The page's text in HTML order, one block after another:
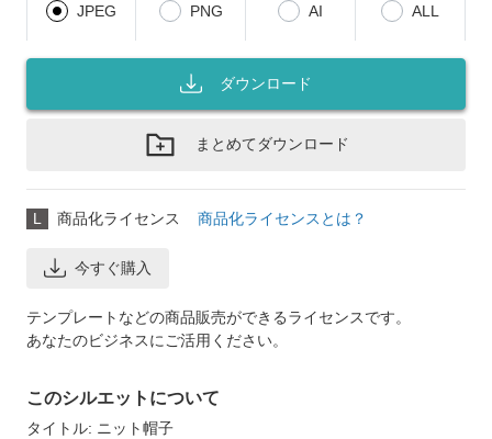
JPEG PNG AI ALL
ダウンロード
まとめてダウンロード
L 商品化ライセンス 商品化ライセンスとは？
今すぐ購入
テンプレートなどの商品販売ができるライセンスです。
あなたのビジネスにご活用ください。
このシルエットについて
タイトル: ニット帽子